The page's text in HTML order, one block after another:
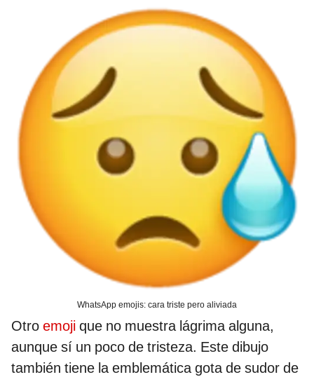
WhatsApp emojis: cara triste pero aliviada
Otro emoji que no muestra lágrima alguna,
aunque sí un poco de tristeza. Este dibujo
también tiene la emblemática gota de sudor de